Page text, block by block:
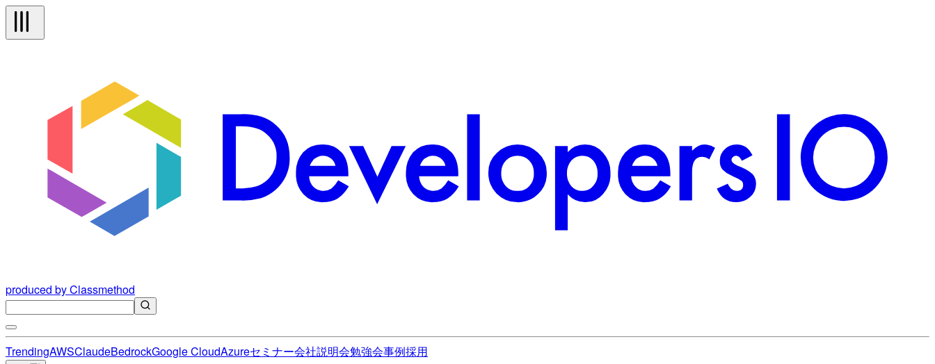
produced by Classmethod
TrendingAWSClaudeBedrockGoogle CloudAzureセミナー会社説明会勉強会事例採用